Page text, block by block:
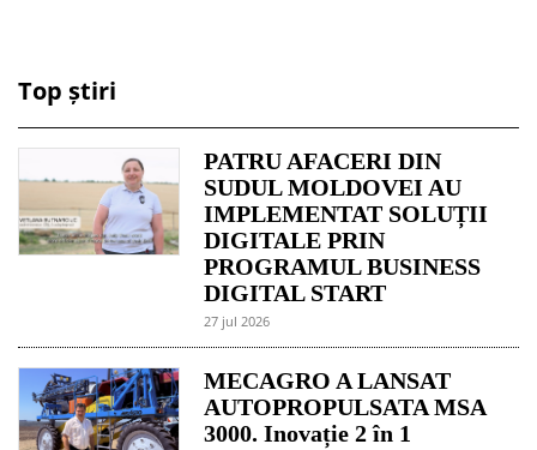
Top știri
PATRU AFACERI DIN
SUDUL MOLDOVEI AU
IMPLEMENTAT SOLUȚII
DIGITALE PRIN
PROGRAMUL BUSINESS
DIGITAL START
27 jul 2026
MECAGRO A LANSAT
AUTOPROPULSATA MSA
3000. Inovație 2 în 1